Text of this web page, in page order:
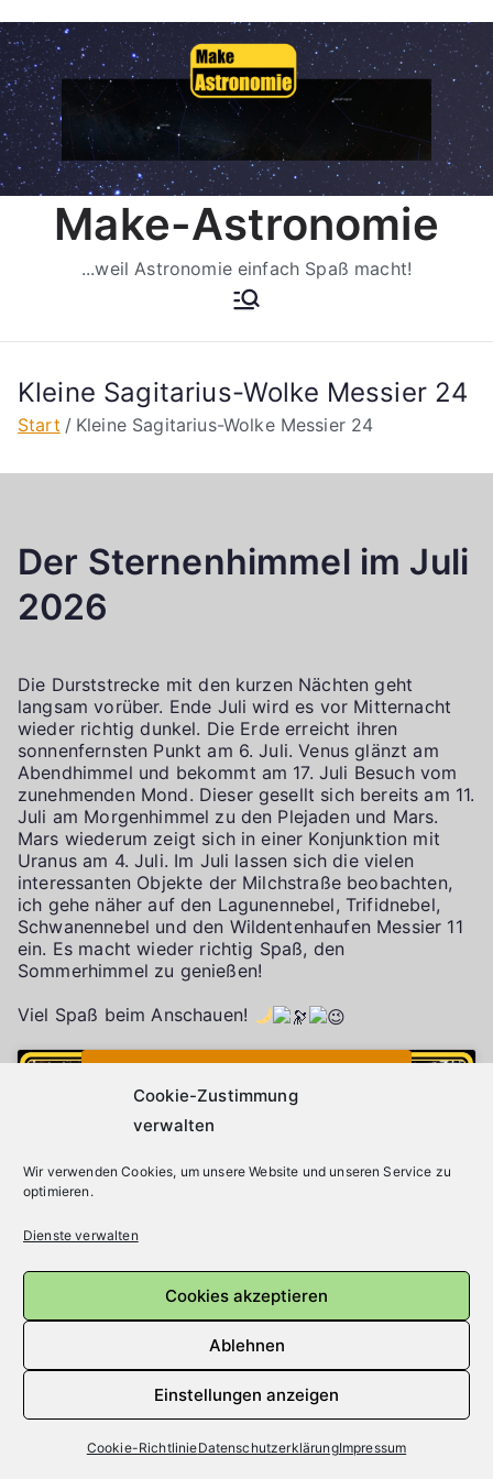
Cookie-Zustimmung
verwalten
Wir verwenden Cookies, um unsere Website und unseren Service zu
optimieren.
Dienste verwalten
Cookies akzeptieren
Ablehnen
Einstellungen anzeigen
Cookie-RichtlinieDatenschutzerklärungImpressum
Inhalt
springen
Make-Astronomie
...weil Astronomie einfach Spaß macht!
Kleine Sagitarius-Wolke Messier 24
Start Kleine Sagitarius-Wolke Messier 24
Der Sternenhimmel im Juli
2026
Die Durststrecke mit den kurzen Nächten geht
langsam vorüber. Ende Juli wird es vor Mitternacht
wieder richtig dunkel. Die Erde erreicht ihren
sonnenfernsten Punkt am 6. Juli. Venus glänzt am
Abendhimmel und bekommt am 17. Juli Besuch vom
zunehmenden Mond. Dieser gesellt sich bereits am 11.
Juli am Morgenhimmel zu den Plejaden und Mars.
Mars wiederum zeigt sich in einer Konjunktion mit
Uranus am 4. Juli. Im Juli lassen sich die vielen
interessanten Objekte der Milchstraße beobachten,
ich gehe näher auf den Lagunennebel, Trifidnebel,
Schwanennebel und den Wildentenhaufen Messier 11
ein. Es macht wieder richtig Spaß, den
Sommerhimmel zu genießen!
Viel Spaß beim Anschauen!
Klicke auf "Ich stimme zu", um Youtube zu
aktivieren
Cookie-Richtlinie
Ich stimme zu